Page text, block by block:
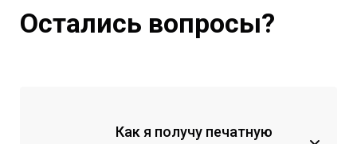
Остались вопросы?
Как я получу печатную